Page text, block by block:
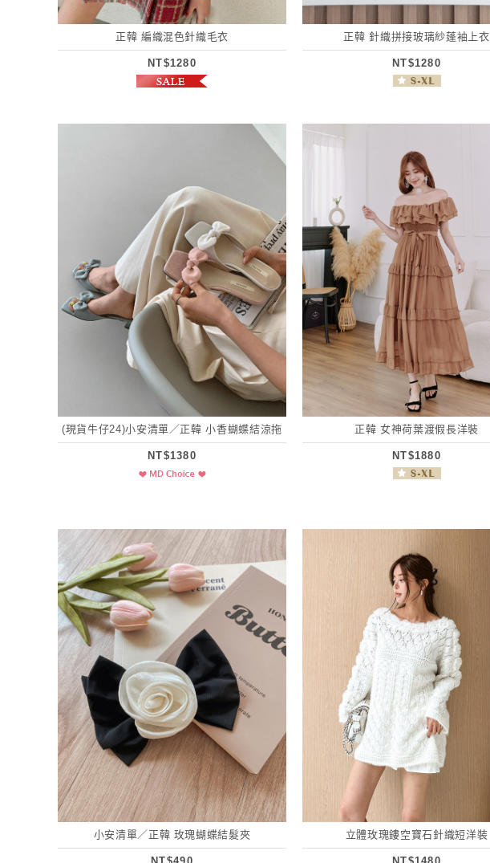
正韓 編織混色針織毛衣
NT$1280
正韓 針織拼接玻璃紗蓬袖上衣
NT$1280
(現貨牛仔24)小安清單／正韓 小香蝴蝶結涼拖
NT$1380
正韓 女神荷葉渡假長洋裝
NT$1880
小安清單／正韓 玫瑰蝴蝶結髮夾 立體玫瑰鏤空寶石針織短洋裝